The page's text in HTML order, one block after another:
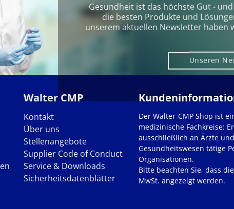
Gesundheit ist das höchste Gut -
die besten Produkte und
unserem aktuellen Newsletter haben
Unseren
Walter CMP
Kontakt
Über uns
Stellenangebote
Supplier Code of Conduct
Service & Downloads
Sicherheitsdatenblätter
Der Walter-CMP Shop ist
medizinische Fachkreise:
ausschließlich an Ärzte
Gesundheitswesen tätige
Organisationen.
Bitte beachten Sie, dass
MwSt. angezeigt werden.